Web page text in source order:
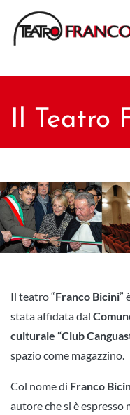
Il Teatro
Il teatro “Franco Bicini”
stata affidata dal
culturale “Club
spazio come magazzino.
Col nome di Franco
autore che si è